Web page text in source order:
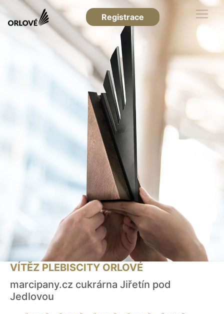
Registrace
VÍTĚZ PLEBISCITY ORLOVÉ
marcipany.cz cukrárna Jiřetín pod
Jedlovou